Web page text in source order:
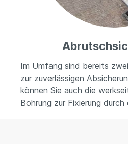
Im Umfang sind bereits
zur zuverlässigen
können Sie auch die
Bohrung zur Fixierung